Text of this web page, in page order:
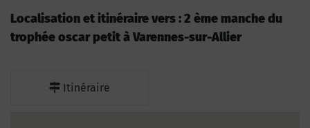
Localisation et itinéraire vers : 2 ème manche du
trophée oscar petit à Varennes-sur-Allier
Itinéraire